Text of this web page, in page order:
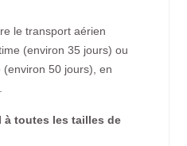
le transport aérien
(environ 35 jours) ou
50 jours), en
toutes les tailles de